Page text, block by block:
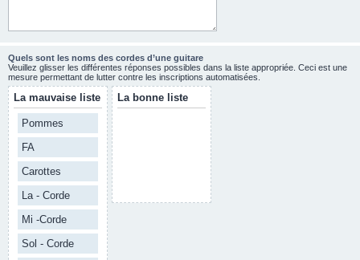
Quels sont les noms des cordes d’une guitare
Veuillez glisser les différentes réponses possibles dans la liste appropriée. Ceci est une
mesure permettant de lutter contre les inscriptions automatisées.
La mauvaise liste
Pommes
FA
Carottes
La - Corde
Mi -Corde
Sol - Corde
La bonne liste